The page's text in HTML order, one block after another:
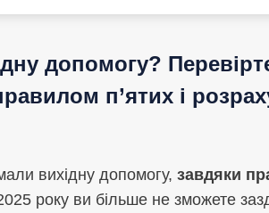
допомогу?
п’ятих і
вихідну допомогу, завдяки
року ви більше не зможете